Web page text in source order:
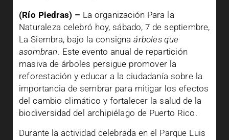
(Río Piedras) – La organización Para la
Naturaleza celebró hoy, sábado, 7 de septiembre,
La Siembra, bajo la consigna árboles que
asombran. Este evento anual de repartición
masiva de árboles persigue promover la
reforestación y educar a la ciudadanía sobre la
importancia de sembrar para mitigar los efectos
del cambio climático y fortalecer la salud de la
biodiversidad del archipiélago de Puerto Rico.
Durante la actividad celebrada en el Parque Luis